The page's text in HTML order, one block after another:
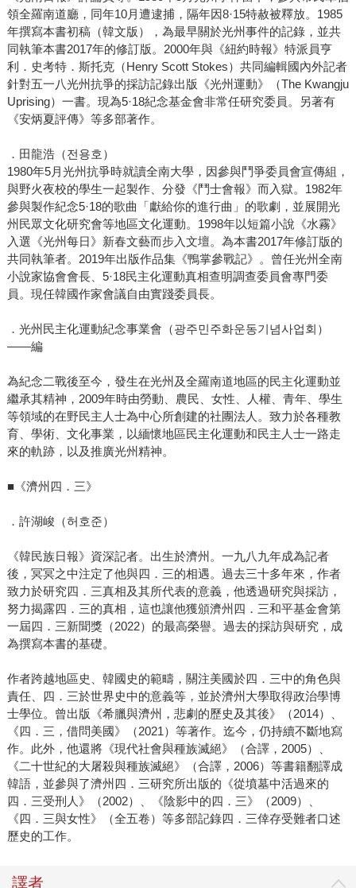
領全羅南道廳，同年10月遭逮捕，隔年因8·15特赦被釋放。1985
年撰寫本書初稿（韓文版），為最早關於光州事件的記錄，並共
同執筆本書2017年的修訂版。2000年與《紐約時報》特派員亨
利．史考特．斯托克（Henry Scott Stokes）共同編輯國內外記者
針對五一八光州抗爭的採訪記錄出版《光州運動》（The Kwangju
Uprising）一書。現為5·18紀念基金會非常任研究委員。另著有
《安炳夏評傳》等多部著作。
．田龍浩（전용호）
1980年5月光州抗爭時就讀全南大學，因參與鬥爭委員會宣傳組，
與野火夜校的學生一起製作、分發《鬥士會報》而入獄。1982年
參與製作紀念5·18的歌曲「獻給你的進行曲」的歌劇，並展開光
州民眾文化研究會等地區文化運動。1998年以短篇小說《水霧》
入選《光州每日》新春文藝而步入文壇。為本書2017年修訂版的
共同執筆者。2019年出版作品集《鴨掌參戰記》。曾任光州全南
小說家協會會長、5·18民主化運動真相查明調查委員會專門委
員。現任韓國作家會議自由實踐委員長。
．光州民主化運動紀念事業會（광주민주화운동기념사업회）
——編
為紀念二戰後至今，發生在光州及全羅南道地區的民主化運動並
繼承其精神，2009年時由勞動、農民、女性、人權、青年、學生
等領域的在野民主人士為中心所創建的社團法人。致力於各種教
育、學術、文化事業，以緬懷地區民主化運動和民主人士一路走
來的軌跡，以及推廣光州精神。
■《濟州四．三》
．許湖峻（허호준）
《韓民族日報》資深記者。出生於濟州。一九八九年成為記者
後，冥冥之中注定了他與四．三的相遇。過去三十多年來，作者
致力於研究四．三真相及其所代表的意義，他透過研究與採訪，
努力揭露四．三的真相，這也讓他獲頒濟州四．三和平基金會第
一屆四．三新聞獎（2022）的最高榮譽。過去的採訪與研究，成
為撰寫本書的基礎。
作者跨越地區史、韓國史的範疇，關注美國於四．三中的角色與
責任、四．三於世界史中的意義等，並於濟州大學取得政治學博
士學位。曾出版《希臘與濟州，悲劇的歷史及其後》（2014）、
《四．三，借問美國》（2021）等著作。迄今，仍持續不斷地寫
作。此外，他還將《現代社會與種族滅絕》（合譯，2005）、
《二十世紀的大屠殺與種族滅絕》（合譯，2006）等書籍翻譯成
韓語，並參與了濟州四．三研究所出版的《從墳墓中活過來的
四．三受刑人》（2002）、《陰影中的四．三》（2009）、
《四．三與女性》（全五卷）等多部記錄四．三倖存受難者口述
歷史的工作。
譯者